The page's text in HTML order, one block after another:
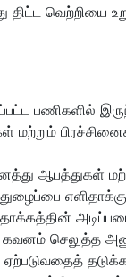
வெற்றியை
பணிகளில்
மற்றும்
ஆபத்துகள்
தாக்கத்தின்
செலுத்த
ஏற்படுவதைத்